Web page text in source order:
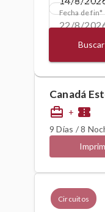
Fecha de fin
Buscar
Circuitos
Canadá
card_travel + confirmation_number
9 Días / 8